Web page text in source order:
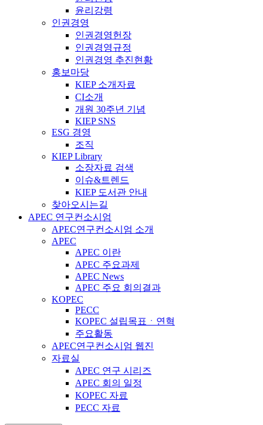
윤리강령
인권경영
인권경영헌장
인권경영규정
인권경영 추진현황
홍보마당
KIEP 소개자료
CI소개
개원 30주년 기념
KIEP SNS
ESG 경영
조직
KIEP Library
소장자료 검색
이슈&트렌드
KIEP 도서관 안내
찾아오시는길
APEC 연구컨소시엄
APEC연구컨소시엄 소개
APEC
APEC 이란
APEC 주요과제
APEC News
APEC 주요 회의결과
KOPEC
PECC
KOPEC 설립목표ㆍ연혁
주요활동
APEC연구컨소시엄 웹진
자료실
APEC 연구 시리즈
APEC 회의 일정
KOPEC 자료
PECC 자료